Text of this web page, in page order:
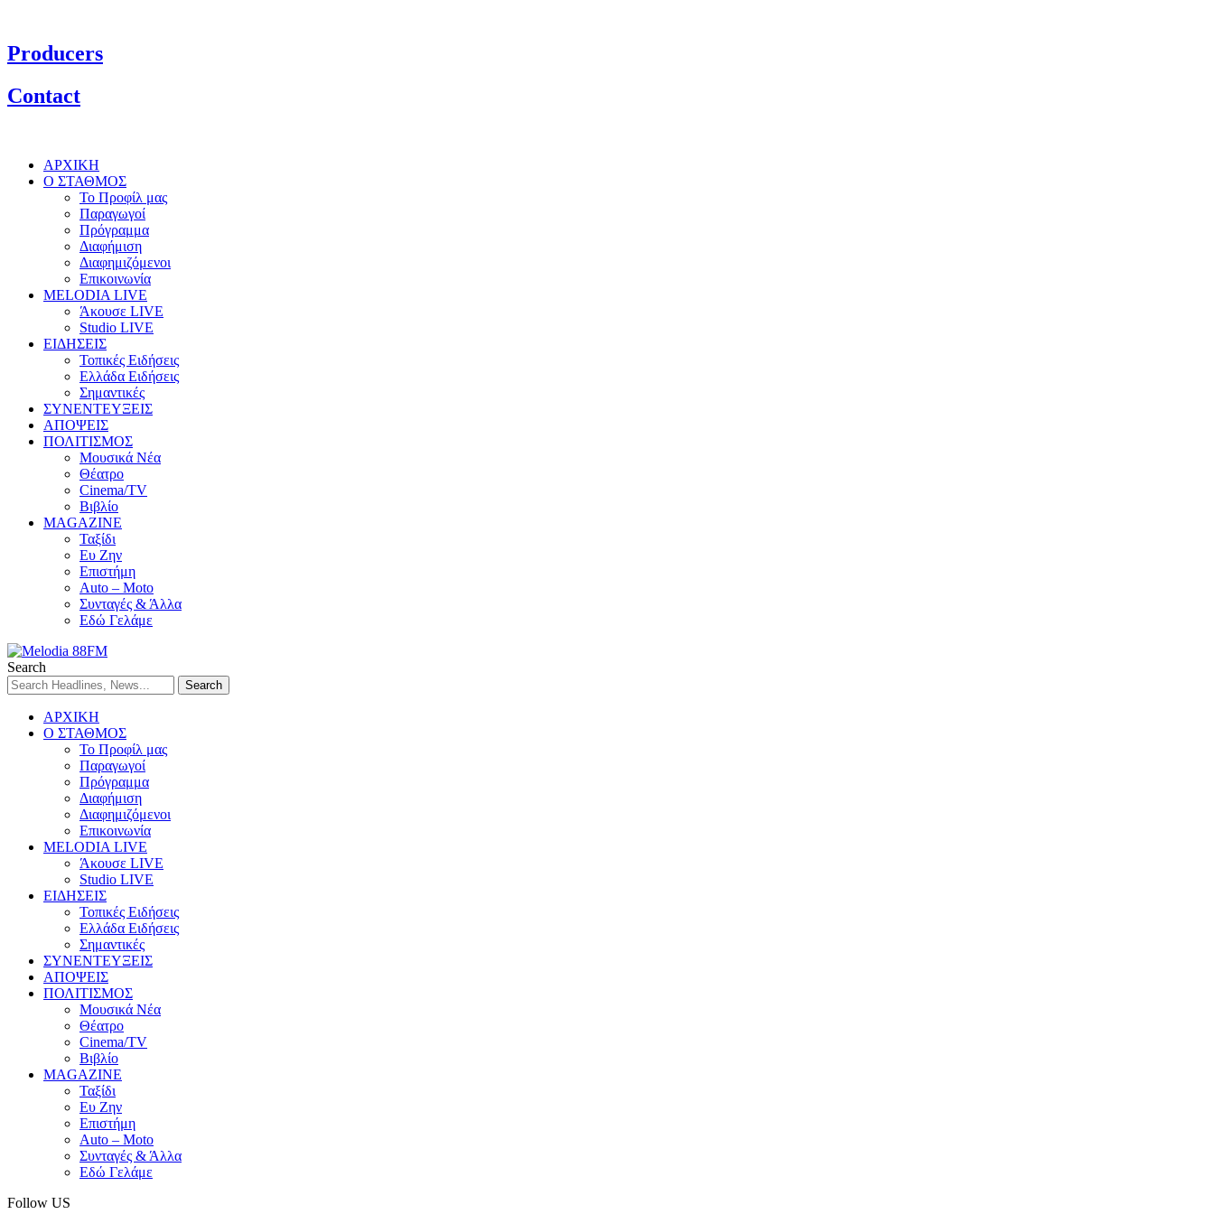
Producers
Contact
ΑΡΧΙΚΗ
Ο ΣΤΑΘΜΟΣ
Το Προφίλ μας
Παραγωγοί
Πρόγραμμα
Διαφήμιση
Διαφημιζόμενοι
Επικοινωνία
MELODIA LIVE
Άκουσε LIVE
Studio LIVE
ΕΙΔΗΣΕΙΣ
Τοπικές Ειδήσεις
Ελλάδα Ειδήσεις
Σημαντικές
ΣΥΝΕΝΤΕΥΞΕΙΣ
ΑΠΟΨΕΙΣ
ΠΟΛΙΤΙΣΜΟΣ
Μουσικά Νέα
Θέατρο
Cinema/TV
Βιβλίο
MAGAZINE
Ταξίδι
Ευ Ζην
Επιστήμη
Auto – Moto
Συνταγές & Άλλα
Εδώ Γελάμε
Search
ΑΡΧΙΚΗ
Ο ΣΤΑΘΜΟΣ
Το Προφίλ μας
Παραγωγοί
Πρόγραμμα
Διαφήμιση
Διαφημιζόμενοι
Επικοινωνία
MELODIA LIVE
Άκουσε LIVE
Studio LIVE
ΕΙΔΗΣΕΙΣ
Τοπικές Ειδήσεις
Ελλάδα Ειδήσεις
Σημαντικές
ΣΥΝΕΝΤΕΥΞΕΙΣ
ΑΠΟΨΕΙΣ
ΠΟΛΙΤΙΣΜΟΣ
Μουσικά Νέα
Θέατρο
Cinema/TV
Βιβλίο
MAGAZINE
Ταξίδι
Ευ Ζην
Επιστήμη
Auto – Moto
Συνταγές & Άλλα
Εδώ Γελάμε
Follow US